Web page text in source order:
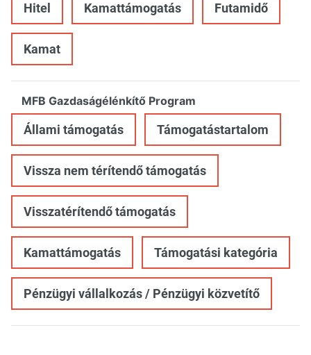
Hitel Kamattámogatás Futamidő
Kamat
MFB Gazdaságélénkítő Program
Állami támogatás Támogatástartalom
Vissza nem térítendő támogatás
Visszatérítendő támogatás
Kamattámogatás Támogatási kategória
Pénzügyi vállalkozás / Pénzügyi közvetítő